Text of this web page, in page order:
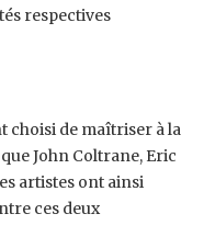
respectives
choisi de maîtriser à la
John Coltrane, Eric
artistes ont ainsi
ces deux